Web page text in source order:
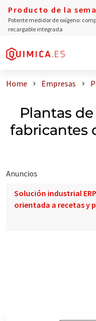
Producto de la
Potente medidor de oxígeno:
recargable integrada
Home Empresas
Plantas
fabricantes
Anuncios
Solución industrial
orientada a recetas y